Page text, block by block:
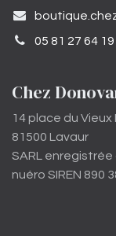
05 81 27 64 19
Chez
14 place du Vieux
81500 Lavaur
SARL enregistrée
nuéro SIREN 890